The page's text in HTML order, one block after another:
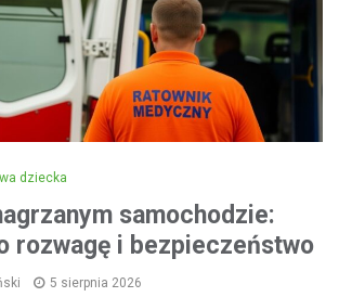
dziecka
samochodzie:
rozwagę i bezpieczeństwo
5 sierpnia 2026